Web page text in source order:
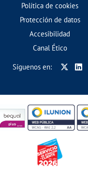
Política de cookies
Protección de datos
Accesibilidad
Canal Ético
Síguenos en: